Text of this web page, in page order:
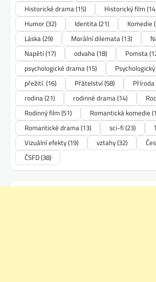
Historické drama(15) Historický film
Humor(32) Identita(21) Komedie
Láska(29) Morální dilemata(13)
Napětí(17) odvaha(18) Pomsta
psychologické drama(15)
přežití. (16) Přátelství(58) Příroda
rodina(21) rodinné drama(14)
Rodinný film (51) Romantická komedie
Romantické drama(13) sci-fi (23)
Vizuální efekty(19) vztahy(32)
ČSFD(38)